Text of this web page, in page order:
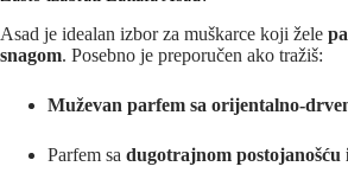
Asad je idealan izbor za muškarce koji žele
snagom. Posebno je preporučen ako tražiš:
Muževan parfem sa orijentalno-
Parfem sa dugotrajnom